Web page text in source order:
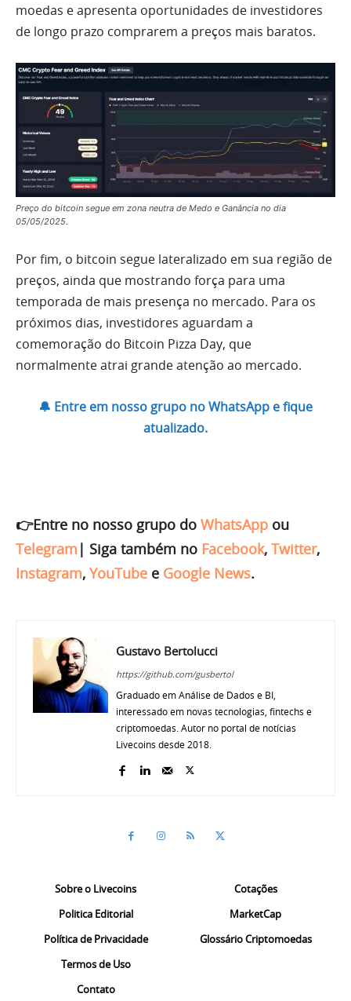
moedas e apresenta oportunidades de investidores
de longo prazo comprarem a preços mais baratos.
Preço do bitcoin segue em zona neutra de Medo e Ganância no dia
05/05/2025.
Por fim, o bitcoin segue lateralizado em sua região de
preços, ainda que mostrando força para uma
temporada de mais presença no mercado. Para os
próximos dias, investidores aguardam a
comemoração do Bitcoin Pizza Day, que
normalmente atrai grande atenção ao mercado.
🔔 Entre em nosso grupo no WhatsApp e fique
atualizado.
👉Entre no nosso grupo do WhatsApp ou
Telegram | Siga também no Facebook, Twitter,
Instagram, YouTube e Google News.
Gustavo Bertolucci
https://github.com/gusbertol
Graduado em Análise de Dados e BI,
interessado em novas tecnologias, fintechs e
criptomoedas. Autor no portal de notícias
Livecoins desde 2018.
Sobre o Livecoins
Politica Editorial
Política de Privacidade
Termos de Uso
Contato
Cotações
MarketCap
Glossário Criptomoedas